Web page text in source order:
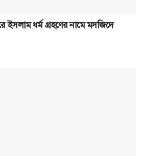
ধর্ম গ্রহণের নামে মসজিদে